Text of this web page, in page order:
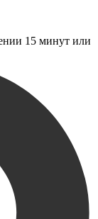
15 минут или